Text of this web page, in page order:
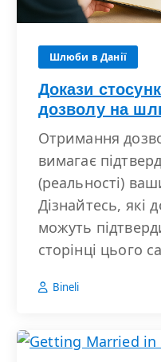
Шлюби в Данії
Докази
дозволу на
Отримання
вимагає
(реальності)
Дізнайтесь, які
можуть
сторінці цього
Bineli